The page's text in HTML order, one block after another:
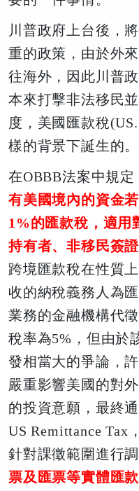
川普政府上台後，
重的政策，由於外
往海外，因此川普
本來打擊非法移民
度，美國匯款稅
樣的背景下誕生的。
在OBBB法案中規定
有美國境內的資金
1%的匯款稅，適用
持有者、非移民簽
跨境匯款稅在性質
收的納稅義務人為
業務的金融機構代
稅率為5%，但由於
發相當大的爭論，
嚴重影響美國的對
的投資意願，最終
US Remittance Tax
針對課徵範圍進行
票及匯票等實體匯